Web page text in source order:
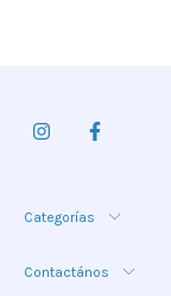
Categorías
Contactános